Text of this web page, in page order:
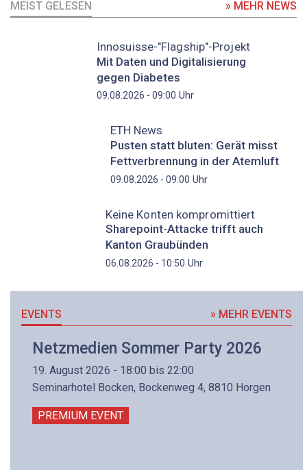
MEIST GELESEN » MEHR NEWS
Innosuisse-"Flagship"-Projekt
Mit Daten und Digitalisierung
gegen Diabetes
09.08.2026 - 09:00 Uhr
ETH News
Pusten statt bluten: Gerät misst
Fettverbrennung in der Atemluft
09.08.2026 - 09:00 Uhr
Keine Konten kompromittiert
Sharepoint-Attacke trifft auch
Kanton Graubünden
06.08.2026 - 10:50 Uhr
EVENTS » MEHR EVENTS
Netzmedien Sommer Party 2026
19. August 2026 - 18:00 bis 22:00
Seminarhotel Bocken, Bockenweg 4, 8810 Horgen
PREMIUM EVENT